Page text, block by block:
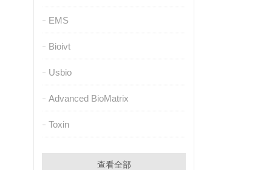
EMS
Bioivt
Usbio
Advanced BioMatrix
Toxin
查看全部